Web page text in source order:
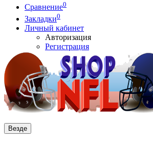
Сравнение0
Закладки0
Личный кабинет
Авторизация
Регистрация
Везде